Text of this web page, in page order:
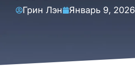
Грин Лэн Январь 9, 2026